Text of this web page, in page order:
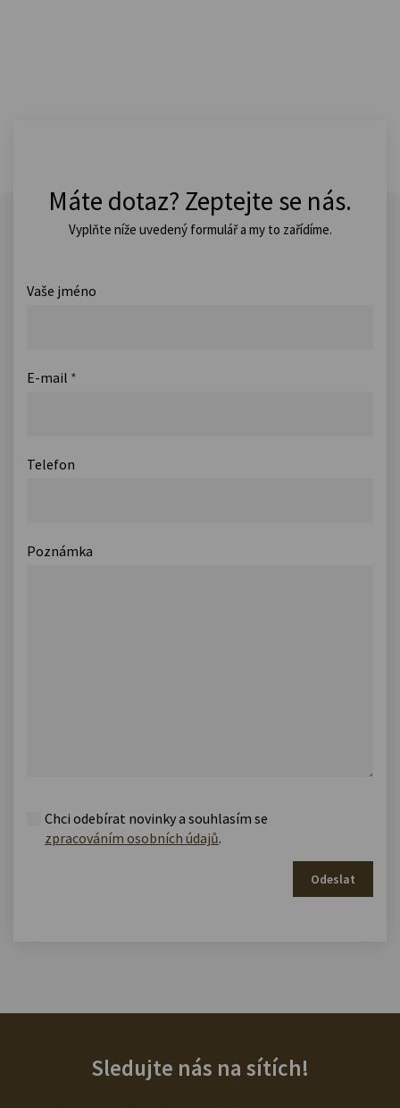
Máte dotaz? Zeptejte se nás.
Vyplňte níže uvedený formulář a my to zařídíme.
Vaše jméno
E-mail *
Telefon
Poznámka
Chci odebírat novinky a souhlasím se
zpracováním osobních údajů.
Odeslat
Sledujte nás na sítích!